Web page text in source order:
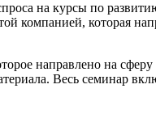
на курсы по
компанией, которая
направлено на
Весь семинар